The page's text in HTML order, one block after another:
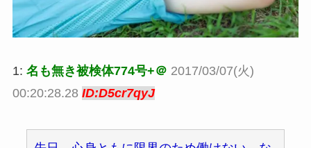
1: 名も無き被検体774号+＠ 2017/03/07(火)
00:20:28.28 ID:D5cr7qyJ